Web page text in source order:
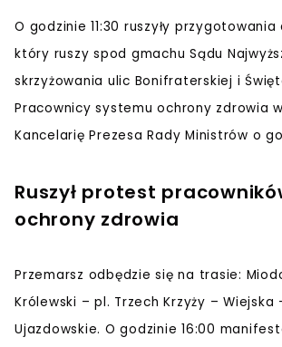
O godzinie 11:30 ruszyły
który ruszy spod gmachu Sądu
skrzyżowania ulic Bonifraterskiej i
Pracownicy systemu ochrony zdrowia
Kancelarię Prezesa Rady Ministrów o
Ruszył protest
ochrony zdrowia
Przemarsz odbędzie się na trasie:
Królewski – pl. Trzech Krzyży – Wiejska
Ujazdowskie. O godzinie 16:00